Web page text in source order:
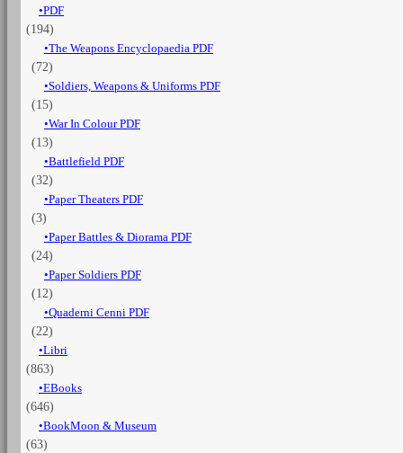
Volume
(PDF)
quantità
PDF
(194)
The Weapons Encyclopaedia PDF
(72)
Soldiers, Weapons & Uniforms PDF
(15)
War In Colour PDF
(13)
Battlefield PDF
(32)
Paper Theaters PDF
(3)
Paper Battles & Diorama PDF
(24)
Paper Soldiers PDF
(12)
Quaderni Cenni PDF
(22)
Libri
(863)
EBooks
(646)
BookMoon & Museum
(63)